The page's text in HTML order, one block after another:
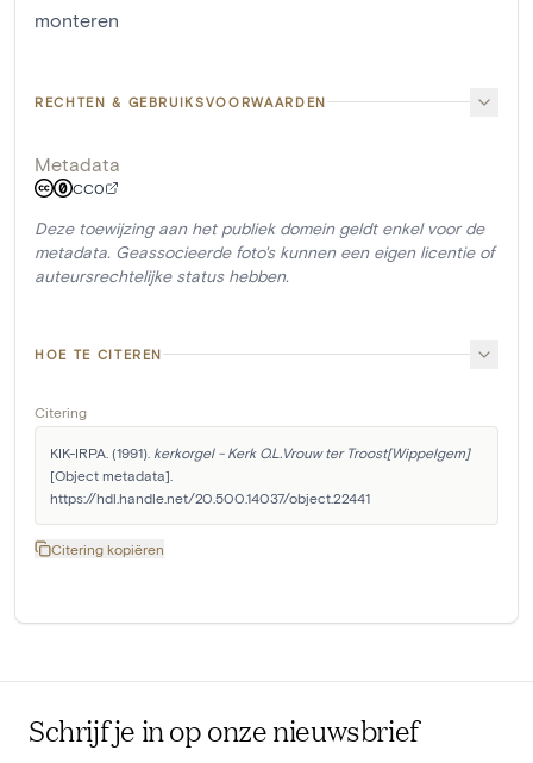
monteren
RECHTEN & GEBRUIKSVOORWAARDEN
Metadata
CC0
Deze toewijzing aan het publiek domein geldt enkel voor de
metadata. Geassocieerde foto's kunnen een eigen licentie of
auteursrechtelijke status hebben.
HOE TE CITEREN
Citering
KIK-IRPA. (1991). kerkorgel - Kerk O.L.Vrouw ter Troost[Wippelgem]
[Object metadata].
https://hdl.handle.net/20.500.14037/object.22441
Citering kopiëren
Schrijf je in op onze nieuwsbrief